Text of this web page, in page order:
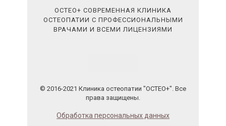
ОСТЕО+ СОВРЕМЕННАЯ КЛИНИКА
ОСТЕОПАТИИ С ПРОФЕССИОНАЛЬНЫМИ
ВРАЧАМИ И ВСЕМИ ЛИЦЕНЗИЯМИ
© 2016-2021 Клиника остеопатии "ОСТЕО+". Все
права защищены.
Обработка персональных данных